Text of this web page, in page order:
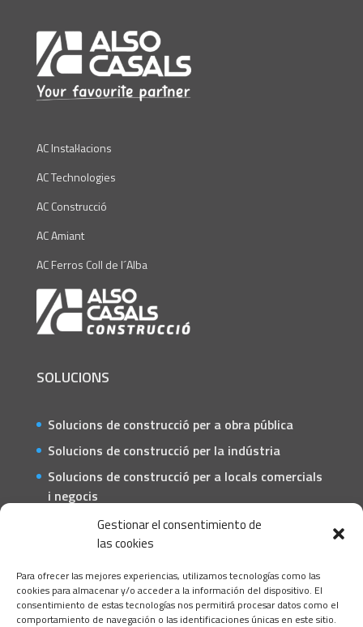
Gestionar el consentimiento de
las cookies
Para ofrecer las mejores experiencias, utilizamos tecnologías como las
cookies para almacenar y/o acceder a la información del dispositivo. El
consentimiento de estas tecnologías nos permitirá procesar datos como el
comportamiento de navegación o las identificaciones únicas en este sitio.
AC Instal·lacions
AC Technologies
AC Construcció
AC Amiant
AC Ferros Coll de l´Alba
SOLUCIONS
Solucions de construcció per a obra pública
Solucions de construcció per la indústria
Solucions de construcció per a locals comercials
i negocis
Solucions de construcció per a particulars
C/ Barcelona, 74 – Tortosa 43500
T 977445339 / M 607333789